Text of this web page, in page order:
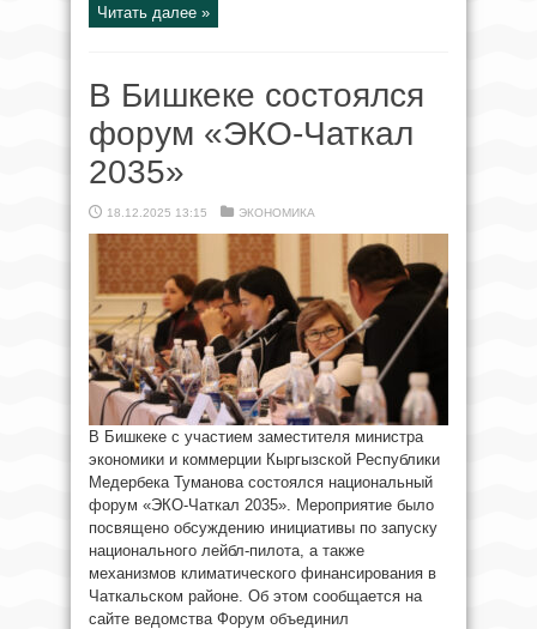
Читать далее »
В Бишкеке состоялся
форум «ЭКО-Чаткал
2035»
18.12.2025 13:15 ЭКОНОМИКА
В Бишкеке с участием заместителя министра
экономики и коммерции Кыргызской Республики
Медербека Туманова состоялся национальный
форум «ЭКО-Чаткал 2035». Мероприятие было
посвящено обсуждению инициативы по запуску
национального лейбл-пилота, а также
механизмов климатического финансирования в
Чаткальском районе. Об этом сообщается на
сайте ведомства Форум объединил